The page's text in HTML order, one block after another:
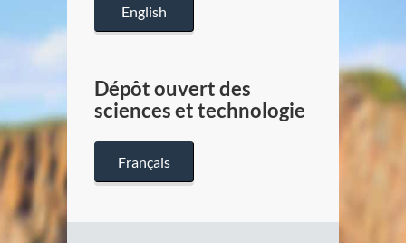
English
Dépôt ouvert des
sciences et technologie
Français